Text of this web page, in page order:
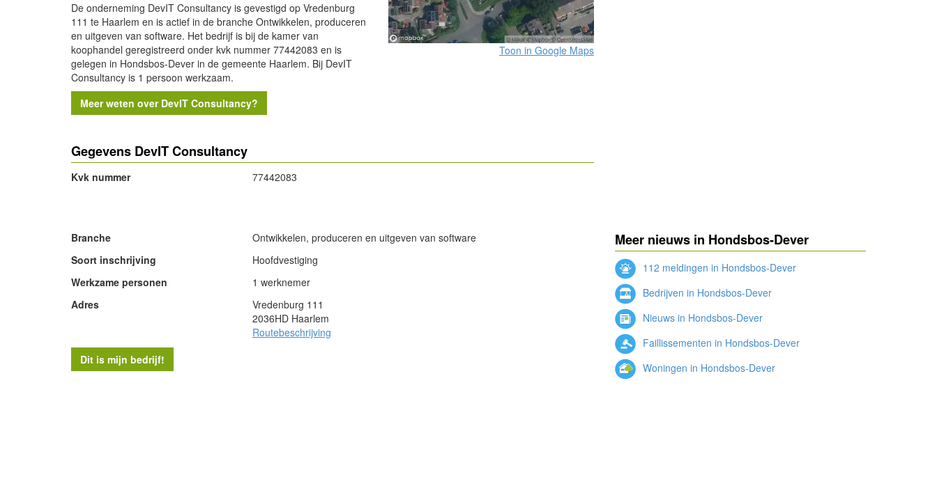
De onderneming DevIT Consultancy is gevestigd op Vredenburg
111 te Haarlem en is actief in de branche Ontwikkelen, produceren
en uitgeven van software. Het bedrijf is bij de kamer van
koophandel geregistreerd onder kvk nummer 77442083 en is
gelegen in Hondsbos-Dever in de gemeente Haarlem. Bij DevIT
Consultancy is 1 persoon werkzaam.
Meer weten over DevIT Consultancy?
Toon in Google Maps
Gegevens DevIT Consultancy
Kvk nummer 77442083
Branche
Ontwikkelen, produceren en uitgeven van software
Soort inschrijving
Hoofdvestiging
Werkzame personen
1 werknemer
Adres
Vredenburg 111
2036HD Haarlem
Routebeschrijving
Meer nieuws in Hondsbos-Dever
112 meldingen in Hondsbos-Dever
Bedrijven in Hondsbos-Dever
Nieuws in Hondsbos-Dever
Faillissementen in Hondsbos-Dever
Woningen in Hondsbos-Dever